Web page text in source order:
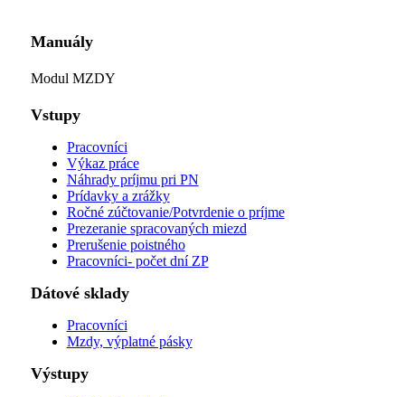
Manuály
Modul MZDY
Vstupy
Pracovníci
Výkaz práce
Náhrady príjmu pri PN
Prídavky a zrážky
Ročné zúčtovanie/Potvrdenie o príjme
Prezeranie spracovaných miezd
Prerušenie poistného
Pracovníci- počet dní ZP
Dátové sklady
Pracovníci
Mzdy, výplatné pásky
Výstupy